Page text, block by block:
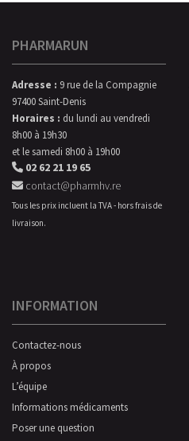
PHARMARUN
Adresse : 9 rue de la Compagnie
97400 Saint-Denis
Horaires : du lundi au vendredi
8h00 à 19h30
et le samedi 8h00 à 19h00
02 62 21 19 65
contact@pharmhv.re
Tous les prix incluent la TVA - hors frais de
livraison.
INFORMATION
Contactez-nous
À propos
L’équipe
Informations médicaments
Poser une question